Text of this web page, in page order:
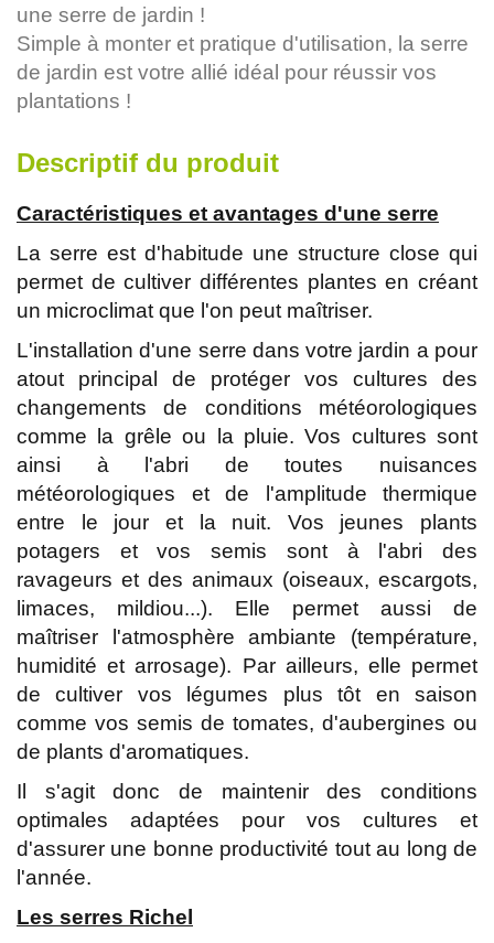
une serre de jardin !
Simple à monter et pratique d'utilisation, la serre
de jardin est votre allié idéal pour réussir vos
plantations !
Descriptif du produit
Caractéristiques et avantages d'une serre
La serre est d'habitude une structure close qui
permet de cultiver différentes plantes en créant
un microclimat que l'on peut maîtriser.
L'installation d'une serre dans votre jardin a pour
atout principal de protéger vos cultures des
changements de conditions météorologiques
comme la grêle ou la pluie. Vos cultures sont
ainsi à l'abri de toutes nuisances
météorologiques et de l'amplitude thermique
entre le jour et la nuit. Vos jeunes plants
potagers et vos semis sont à l'abri des
ravageurs et des animaux (oiseaux, escargots,
limaces, mildiou...). Elle permet aussi de
maîtriser l'atmosphère ambiante (température,
humidité et arrosage). Par ailleurs, elle permet
de cultiver vos légumes plus tôt en saison
comme vos semis de tomates, d'aubergines ou
de plants d'aromatiques.
Il s'agit donc de maintenir des conditions
optimales adaptées pour vos cultures et
d'assurer une bonne productivité tout au long de
l'année.
Les serres Richel